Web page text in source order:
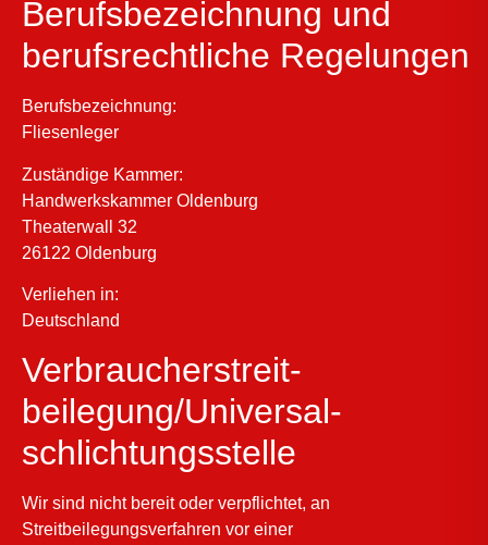
Berufsbezeichnung und
berufsrechtliche Regelungen
Berufsbezeichnung:
Fliesenleger
Zuständige Kammer:
Handwerkskammer Oldenburg
Theaterwall 32
26122 Oldenburg
Verliehen in:
Deutschland
Verbraucher­streit­
beilegung/Universal­
schlichtungs­stelle
Wir sind nicht bereit oder verpflichtet, an
Streitbeilegungsverfahren vor einer